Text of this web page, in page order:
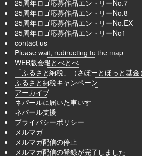
25周年ロゴ応募作品エントリーNo.7
25周年ロゴ応募作品エントリーNo.8
25周年ロゴ応募作品エントリーNo.EX
25周年ロゴ応募作品エントリーNo1
contact us
Please wait, redirecting to the map
WEB版会報とべとべ
「ふるさと納税」（さぽーとほっと基
ふるさと納税キャンペーン
アーカイブ
ネパールに届いた車いす
ネパール支援
プライバシーポリシー
メルマガ
メルマガ配信の停止
メルマガ配信の登録が完了しました